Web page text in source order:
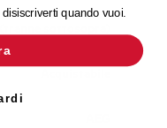
quando vuoi.